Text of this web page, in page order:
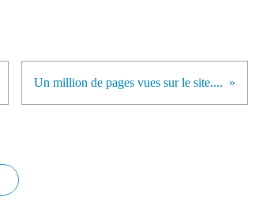
Un million de pages vues sur le site....